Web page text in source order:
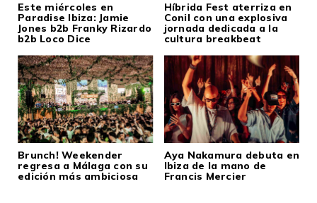
Este miércoles en
Paradise Ibiza: Jamie
Jones b2b Franky Rizardo
b2b Loco Dice
Híbrida Fest aterriza en
Conil con una explosiva
jornada dedicada a la
cultura breakbeat
Brunch! Weekender
regresa a Málaga con su
edición más ambiciosa
Aya Nakamura debuta en
Ibiza de la mano de
Francis Mercier